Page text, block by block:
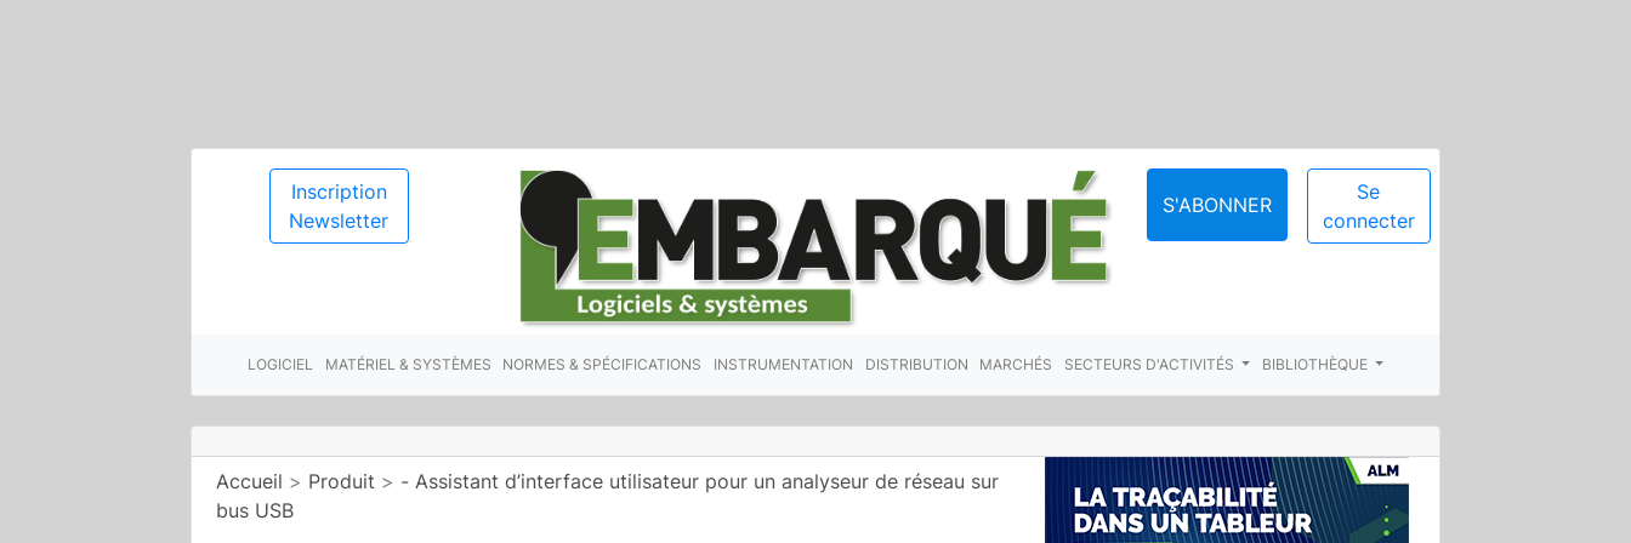
Inscription
Newsletter
S'ABONNER
Se
connecter
LOGICIEL MATÉRIEL & SYSTÈMES NORMES & SPÉCIFICATIONS INSTRUMENTATION DISTRIBUTION MARCHÉS SECTEURS D'ACTIVITÉS BIBLIOTHÈQUE
Accueil > Produit > - Assistant d’interface utilisateur pour un analyseur de réseau sur
bus USB